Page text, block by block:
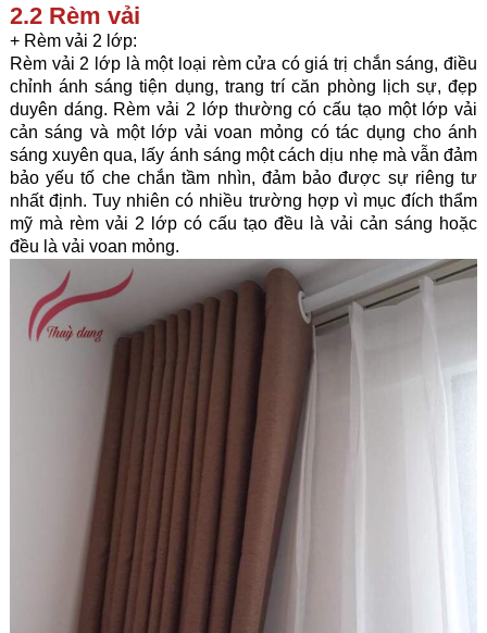
2.2 Rèm vải
+ Rèm vải 2 lớp:
Rèm vải 2 lớp là một loại rèm cửa có giá trị chắn sáng, điều
chỉnh ánh sáng tiện dụng, trang trí căn phòng lịch sự, đẹp
duyên dáng. Rèm vải 2 lớp thường có cấu tạo một lớp vải
cản sáng và một lớp vải voan mỏng có tác dụng cho ánh
sáng xuyên qua, lấy ánh sáng một cách dịu nhẹ mà vẫn đảm
bảo yếu tố che chắn tầm nhìn, đảm bảo được sự riêng tư
nhất định. Tuy nhiên có nhiều trường hợp vì mục đích thẩm
mỹ mà rèm vải 2 lớp có cấu tạo đều là vải cản sáng hoặc
đều là vải voan mỏng.